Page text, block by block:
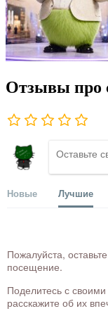
Отзывы про
Новые Лучшие
Пожалуйста,
посещение.
Поделитесь с
расскажите об их